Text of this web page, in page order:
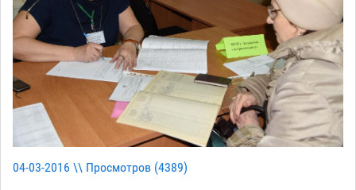
04-03-2016 \\ Просмотров (4389)